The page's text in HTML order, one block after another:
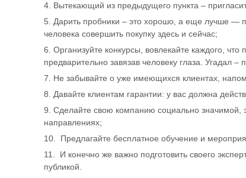
Вытекающий из предыдущего пункта –
Дарить пробники – это хорошо, а еще лучше —
человека совершить покупку здесь и сейчас;
Организуйте конкурсы, вовлекайте каждого,
предварительно завязав человеку глаза. Угадал –
Не забывайте о уже имеющихся клиентах,
Давайте клиентам гарантии: у вас должна
Сделайте свою компанию социально значимой,
направлениях;
Предлагайте бесплатное обучение и
И конечно же важно подготовить своего
публикой.